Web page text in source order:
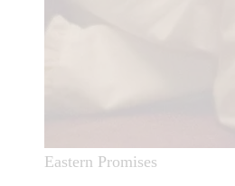
Eastern Promises